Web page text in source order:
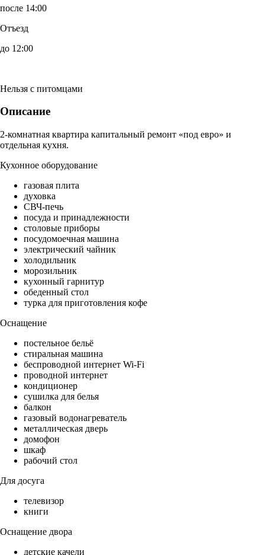
после 14:00
Отъезд
до 12:00
Нельзя с питомцами
Описание
2-комнатная квартира капитальный ремонт «под евро» и
отдельная кухня.
Кухонное оборудование
газовая плита
духовка
СВЧ-печь
посуда и принадлежности
столовые приборы
посудомоечная машина
электрический чайник
холодильник
морозильник
кухонный гарнитур
обеденный стол
турка для приготовления кофе
Оснащение
постельное бельё
стиральная машина
беспроводной интернет Wi-Fi
проводной интернет
кондиционер
сушилка для белья
балкон
газовый водонагреватель
металлическая дверь
домофон
шкаф
рабочий стол
Для досуга
телевизор
книги
Оснащение двора
детские качели